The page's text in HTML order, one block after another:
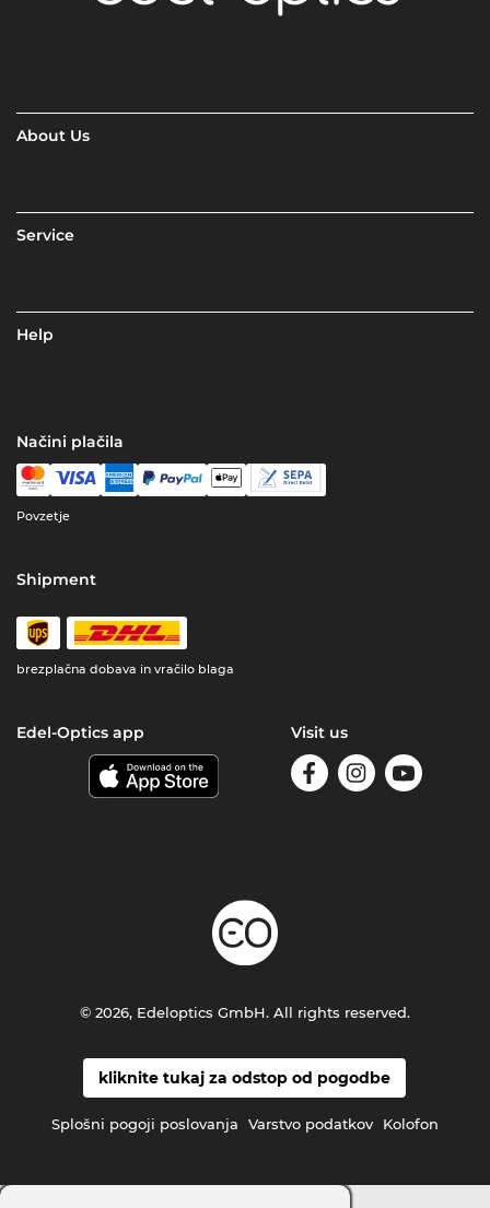
About Us
Service
Help
Načini plačila
Povzetje
Shipment
brezplačna dobava in vračilo blaga
Edel-Optics app Visit us
kliknite tukaj za odstop od pogodbe
Splošni pogoji poslovanja Varstvo podatkov Kolofon
© 2026, Edeloptics GmbH. All rights reserved.